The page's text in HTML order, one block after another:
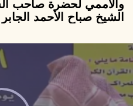
والأممي لحضرة صاحب
الشيخ صباح الأحمد
الكويت على لقب مركز